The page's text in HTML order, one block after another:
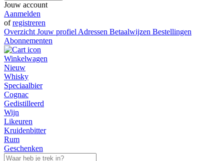
Jouw account
Aanmelden
ofregistreren
Overzicht Jouw profiel Adressen Betaalwijzen Bestellingen
Abonnementen
Winkelwagen
Nieuw
Whisky
Speciaalbier
Cognac
Gedistilleerd
Wijn
Likeuren
Kruidenbitter
Rum
Geschenken